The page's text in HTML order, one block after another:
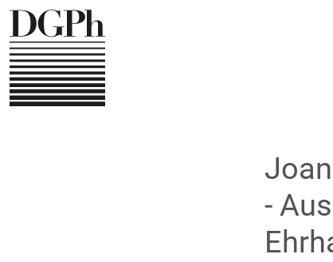
Direkt
zum
Inhalt
-